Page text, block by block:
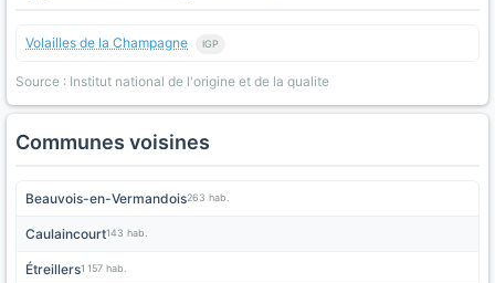
Volailles de la Champagne IGP
Source : Institut national de l'origine et de la qualite
Communes voisines
Beauvois-en-Vermandois263 hab.
Caulaincourt143 hab.
Étreillers1 157 hab.